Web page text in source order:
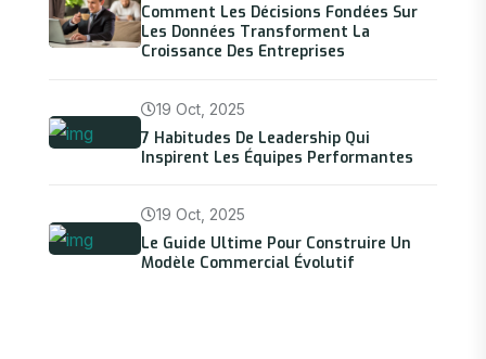
Comment Les Décisions Fondées Sur
Les Données Transforment La
Croissance Des Entreprises
19 Oct, 2025
7 Habitudes De Leadership Qui
Inspirent Les Équipes Performantes
19 Oct, 2025
Le Guide Ultime Pour Construire Un
Modèle Commercial Évolutif